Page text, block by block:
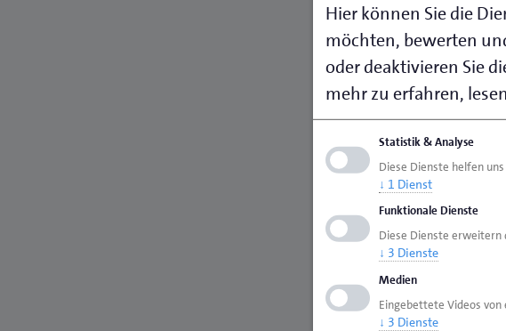
Hier können Sie die
möchten, bewerten
oder deaktivieren Sie
mehr zu erfahren,
Statistik & Analyse
Diese Dienste helfen
↓ 1 Dienst
Funktionale Dienste
Diese Dienste erweitern
↓ 3 Dienste
Medien
Eingebettete Videos
↓ 3 Dienste